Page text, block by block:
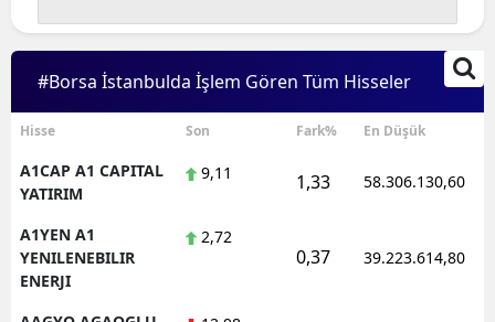
#Borsa İstanbulda İşlem Gören Tüm Hisseler
Hisse Son Fark% En Düşük
A1CAP A1 CAPITAL
YATIRIM
9,11 1,33 58.306.130,60
A1YEN A1
YENILENEBILIR
ENERJI
2,72
0,37 39.223.614,80